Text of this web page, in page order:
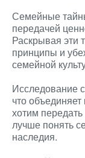
Семейные
передачей
Раскрывая эти
принципы и
семейной
Исследование
что
хотим
лучше понять
наследия.